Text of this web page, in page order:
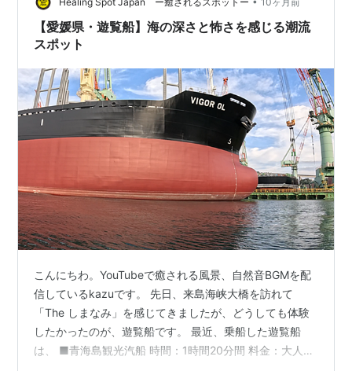
POTAにも有効…
【愛媛県・遊覧船】海の深さと怖さを感じる潮流
スポット
こんにちわ。YouTubeで癒される風景、自然音BGMを配
信しているkazuです。 先日、来島海峡大橋を訪れて
「The しまなみ」を感じてきましたが、どうしても体験
したかったのが、遊覧船です。 最近、乗船した遊覧船
は、 ■青海島観光汽船 時間：1時間20分間 料金：大人